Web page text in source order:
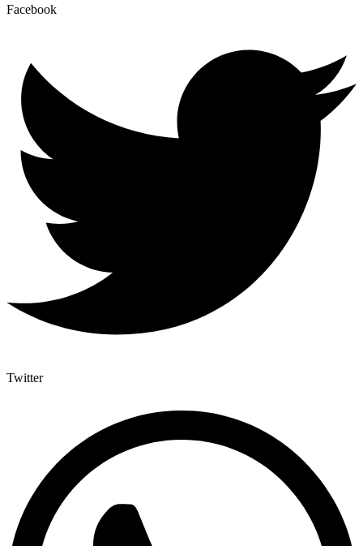
Facebook
Twitter